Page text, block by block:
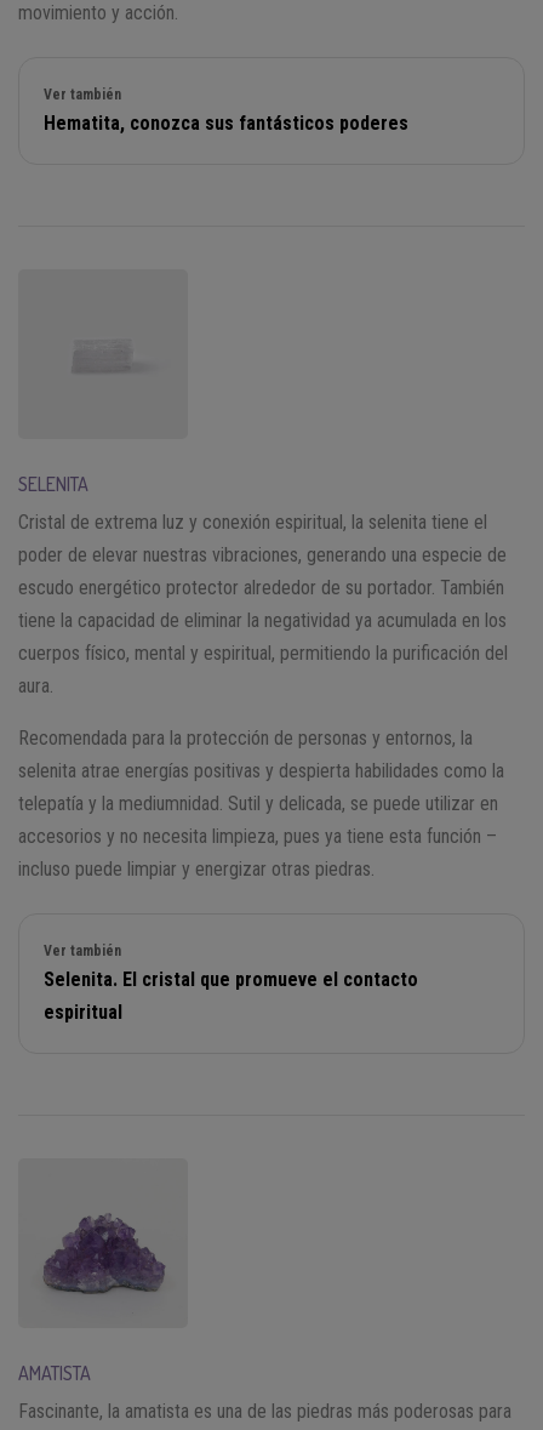
movimiento y acción.
Ver también
Hematita, conozca sus fantásticos poderes
SELENITA
Cristal de extrema luz y conexión espiritual, la selenita tiene el
poder de elevar nuestras vibraciones, generando una especie de
escudo energético protector alrededor de su portador. También
tiene la capacidad de eliminar la negatividad ya acumulada en los
cuerpos físico, mental y espiritual, permitiendo la purificación del
aura.
Recomendada para la protección de personas y entornos, la
selenita atrae energías positivas y despierta habilidades como la
telepatía y la mediumnidad. Sutil y delicada, se puede utilizar en
accesorios y no necesita limpieza, pues ya tiene esta función –
incluso puede limpiar y energizar otras piedras.
Ver también
Selenita. El cristal que promueve el contacto
espiritual
AMATISTA
Fascinante, la amatista es una de las piedras más poderosas para